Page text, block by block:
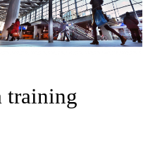
training